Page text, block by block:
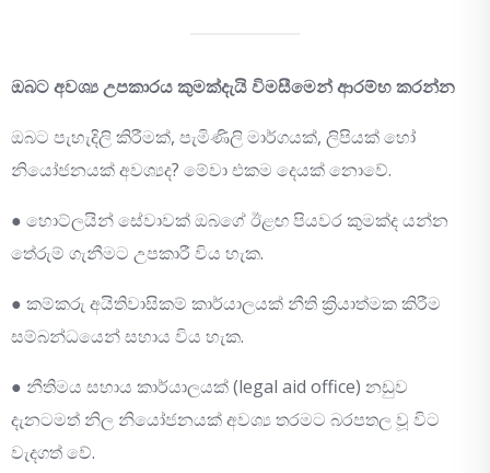
ඔබට අවශ්‍ය උපකාරය කුමක්දැයි විමසීමෙන් ආරම්භ කරන්න
ඔබට පැහැදිලි කිරීමක්, පැමිණිලි මාර්ගයක්, ලිපියක් හෝ
නියෝජනයක් අවශ්‍යද? මේවා එකම දෙයක් නොවේ.
● හොට්ලයින් සේවාවක් ඔබගේ ඊළඟ පියවර කුමක්ද යන්න
තේරුම් ගැනීමට උපකාරී විය හැක.
● කම්කරු අයිතිවාසිකම් කාර්යාලයක් නීති ක්‍රියාත්මක කිරීම
සම්බන්ධයෙන් සහාය විය හැක.
● නීතිමය සහාය කාර්යාලයක් (legal aid office) නඩුව
දැනටමත් නිල නියෝජනයක් අවශ්‍ය තරමට බරපතල වූ විට
වැදගත් වේ.